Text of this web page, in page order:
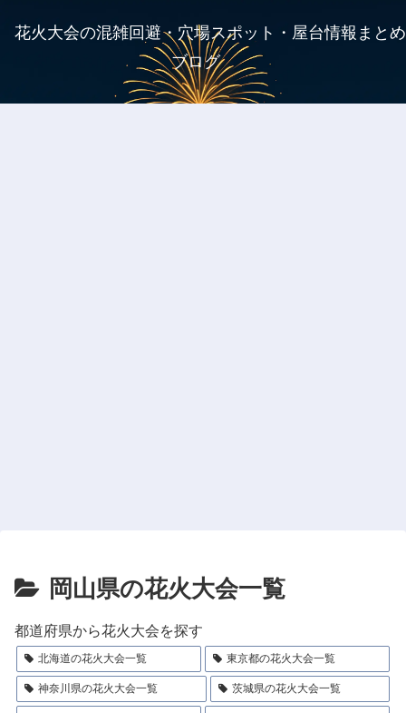
花火大会の混雑回避・穴場スポット・屋台情報まとめ
ブログ
岡山県の花火大会一覧
都道府県から花火大会を探す
北海道の花火大会一覧 東京都の花火大会一覧
神奈川県の花火大会一覧 茨城県の花火大会一覧